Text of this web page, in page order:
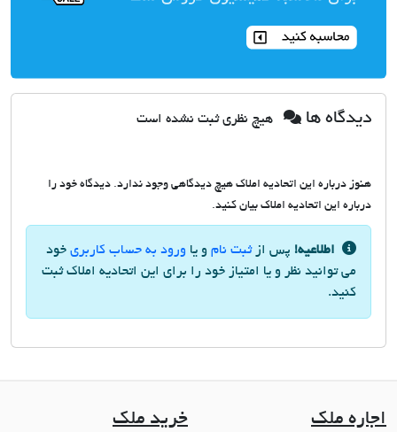
دیدگاه ها هیچ نظری ثبت نشده است
هنوز درباره این اتحادیه املاک هیچ دیدگاهی وجود ندارد. دیدگاه خود را
درباره این اتحادیه املاک بیان کنید.
اطلاعیه! پس ازثبت نام و یا ورود به حساب کاربری خود
می توانید نظر و یا امتیاز خود را برای این اتحادیه املاک ثبت
کنید.
اجاره ملک خرید ملک